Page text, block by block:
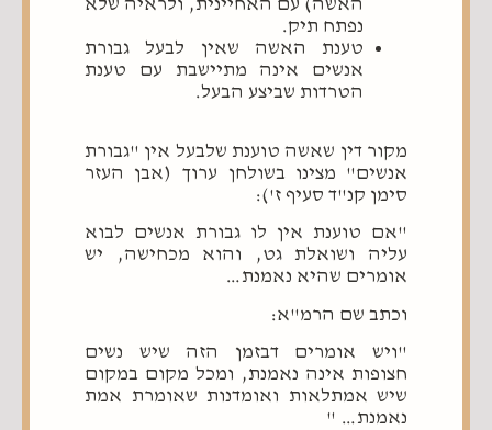
נפתח תיק.
טענת האשה שאין לבעל גבורת
אנשים אינה מתיישבת עם טענת
הטרדות שביצע הבעל.
מקור דין שאשה טוענת שלבעל אין "גבורת
אנשים" מצינו בשולחן ערוך (אבן העזר
סימן קנ"ד סעיף ז'):
"אם טוענת אין לו גבורת אנשים לבוא
עליה ושואלת גט, והוא מכחישה, יש
אומרים שהיא נאמנת…
וכתב שם הרמ"א:
"ויש אומרים דבזמן הזה שיש נשים
חצופות אינה נאמנת, ומכל מקום במקום
שיש אמתלאות ואומדנות שאומרת אמת
נאמנת… "